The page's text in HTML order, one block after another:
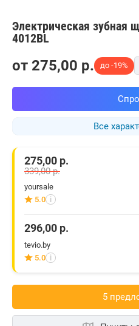
Электрическая зубная
4012BL
Все
от 275,00 p. до -19%
275,00 р.
339,00р.
yoursale
5.0 i
296,00 р.
tevio.by
5.0 i
5